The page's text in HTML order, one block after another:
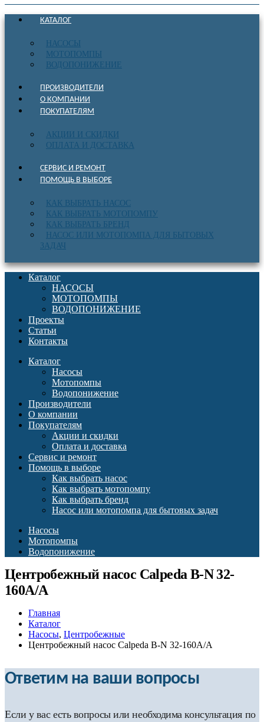
КАТАЛОГ
НАСОСЫ
МОТОПОМПЫ
ВОДОПОНИЖЕНИЕ
ПРОИЗВОДИТЕЛИ
О КОМПАНИИ
ПОКУПАТЕЛЯМ
АКЦИИ И СКИДКИ
ОПЛАТА И ДОСТАВКА
СЕРВИС И РЕМОНТ
ПОМОЩЬ В ВЫБОРЕ
КАК ВЫБРАТЬ НАСОС
КАК ВЫБРАТЬ МОТОПОМПУ
КАК ВЫБРАТЬ БРЕНД
НАСОС ИЛИ МОТОПОМПА ДЛЯ БЫТОВЫХ
ЗАДАЧ
Каталог
НАСОСЫ
МОТОПОМПЫ
ВОДОПОНИЖЕНИЕ
Проекты
Статьи
Контакты
Каталог
Насосы
Мотопомпы
Водопонижение
Производители
О компании
Покупателям
Акции и скидки
Оплата и доставка
Сервис и ремонт
Помощь в выборе
Как выбрать насос
Как выбрать мотопомпу
Как выбрать бренд
Насос или мотопомпа для бытовых задач
Насосы
Мотопомпы
Водопонижение
Центробежный насос Calpeda B-N 32-
160A/A
Главная
Каталог
Насосы, Центробежные
Центробежный насос Calpeda B-N 32-160A/A
Ответим на ваши вопросы
Если у вас есть вопросы или необходима консультация по